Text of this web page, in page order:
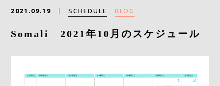
2021.09.19 SCHEDULE BLOG
Somali 2021年10月のスケジュール
090-1326-3602
CONTACT